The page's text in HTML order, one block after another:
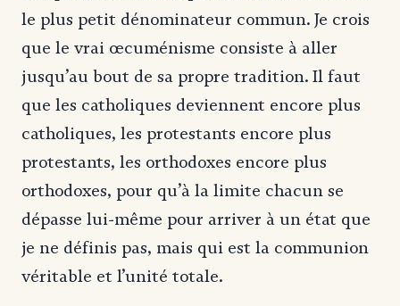
le plus petit dénominateur commun. Je crois
que le vrai œcuménisme consiste à aller
jusqu’au bout de sa propre tradition. Il faut
que les catholiques deviennent encore plus
catholiques, les protestants encore plus
protestants, les orthodoxes encore plus
orthodoxes, pour qu’à la limite chacun se
dépasse lui-même pour arriver à un état que
je ne définis pas, mais qui est la communion
véritable et l’unité totale.